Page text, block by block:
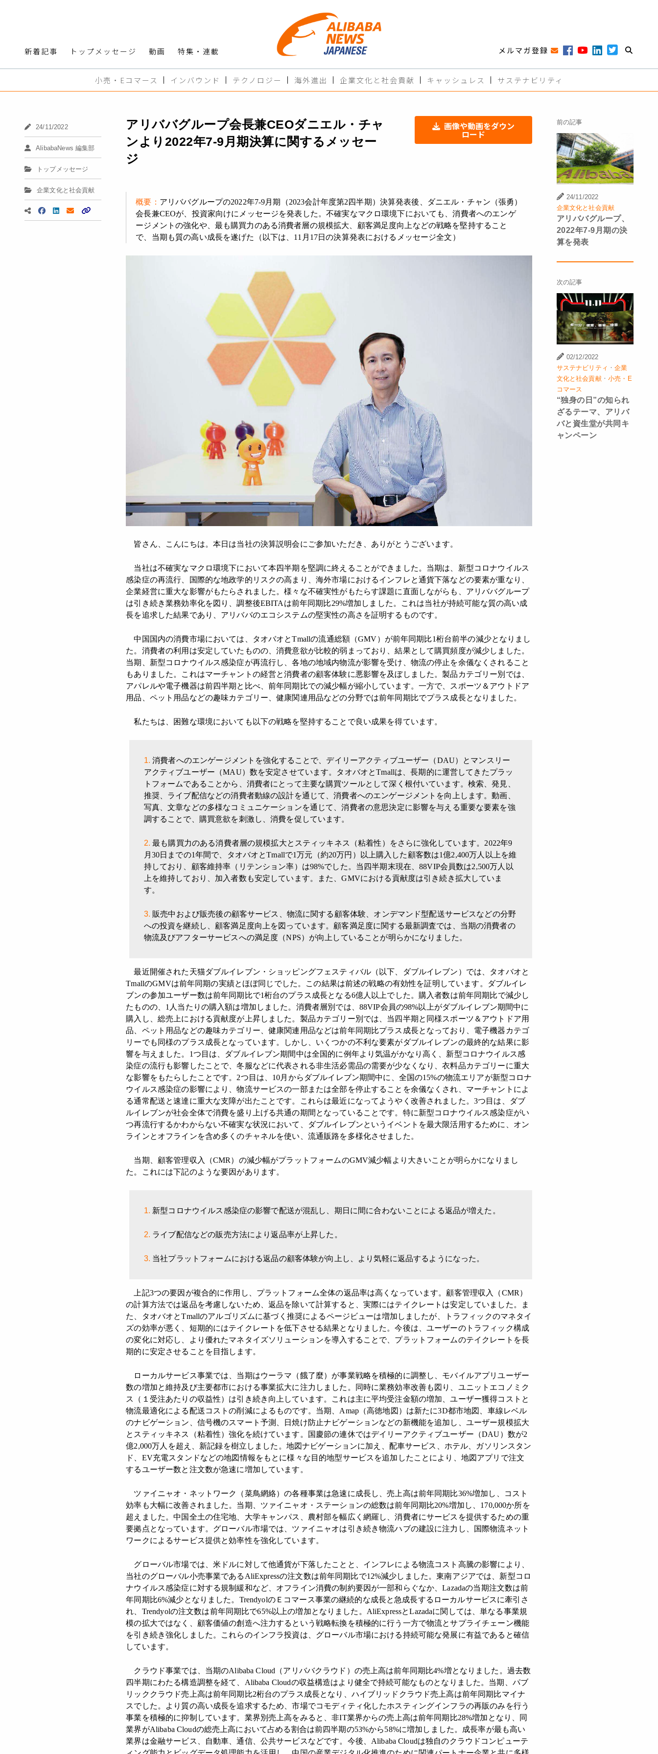
新着記事 トップメッセージ 動画 特集・連載 メルマガ登録
小売・Eコマース インバウンド テクノロジー 海外進出 企業文化と社会貢献 キャッシュレス サステナビリティ
24/11/2022
AlibabaNews 編集部
トップメッセージ
企業文化と社会貢献
アリババグループ会長兼CEOダニエル・チャ
ンより2022年7-9月期決算に関するメッセー
ジ
画像や動画をダウン
ロード
概要： アリババグループの2022年7-9月期（2023会計年度第2四半期）決算発表後、ダニエル・チャン（張勇）
会長兼CEOが、投資家向けにメッセージを発表した。不確実なマクロ環境下においても、消費者へのエンゲ
ージメントの強化や、最も購買力のある消費者層の規模拡大、顧客満足度向上などの戦略を堅持すること
で、当期も質の高い成長を遂げた（以下は、11月17日の決算発表におけるメッセージ全文）
皆さん、こんにちは。本日は当社の決算説明会にご参加いただき、ありがとうございます。
当社は不確実なマクロ環境下において本四半期を堅調に終えることができました。当期は、新型コロナウイルス
感染症の再流行、国際的な地政学的リスクの高まり、海外市場におけるインフレと通貨下落などの要素が重なり、
企業経営に重大な影響がもたらされました。様々な不確実性がもたらす課題に直面しながらも、アリババグループ
は引き続き業務効率化を図り、調整後EBITAは前年同期比29%増加しました。これは当社が持続可能な質の高い成
長を追求した結果であり、アリババのエコシステムの堅実性の高さを証明するものです。
中国国内の消費市場においては、タオバオとTmallの流通総額（GMV）が前年同期比1桁台前半の減少となりまし
た。消費者の利用は安定していたものの、消費意欲が比較的弱まっており、結果として購買頻度が減少しました。
当期、新型コロナウイルス感染症が再流行し、各地の地域内物流が影響を受け、物流の停止を余儀なくされること
もありました。これはマーチャントの経営と消費者の顧客体験に悪影響を及ぼしました。製品カテゴリー別では、
アパレルや電子機器は前四半期と比べ、前年同期比での減少幅が縮小しています。一方で、スポーツ＆アウトドア
用品、ペット用品などの趣味カテゴリー、健康関連用品などの分野では前年同期比でプラス成長となりました。
私たちは、困難な環境においても以下の戦略を堅持することで良い成果を得ています。
消費者へのエンゲージメントを強化することで、デイリーアクティブユーザー（DAU）とマンスリー
アクティブユーザー（MAU）数を安定させています。タオバオとTmallは、長期的に運営してきたプラッ
トフォームであることから、消費者にとって主要な購買ツールとして深く根付いています。検索、発見、
推奨、ライブ配信などの消費者動線の設計を通じて、消費者へのエンゲージメントを向上します。動画、
写真、文章などの多様なコミュニケーションを通じて、消費者の意思決定に影響を与える重要な要素を強
調することで、購買意欲を刺激し、消費を促しています。
最も購買力のある消費者層の規模拡大とスティッキネス（粘着性）をさらに強化しています。2022年9
月30日までの1年間で、タオバオとTmallで1万元（約20万円）以上購入した顧客数は1億2,400万人以上を維
持しており、顧客維持率（リテンション率）は98%でした。当四半期末現在、88VIP会員数は2,500万人以
上を維持しており、加入者数も安定しています。また、GMVにおける貢献度は引き続き拡大していま
す。
販売中および販売後の顧客サービス、物流に関する顧客体験、オンデマンド型配送サービスなどの分野
への投資を継続し、顧客満足度向上を図っています。顧客満足度に関する最新調査では、当期の消費者の
物流及びアフターサービスへの満足度（NPS）が向上していることが明らかになりました。
最近開催された天猫ダブルイレブン・ショッピングフェスティバル（以下、ダブルイレブン）では、タオバオと
TmallのGMVは前年同期の実績とほぼ同じでした。この結果は前述の戦略の有効性を証明しています。ダブルイレ
ブンの参加ユーザー数は前年同期比で1桁台のプラス成長となる6億人以上でした。購入者数は前年同期比で減少し
たものの、1人当たりの購入額は増加しました。消費者層別では、88VIP会員の98%以上がダブルイレブン期間中に
購入し、総売上における貢献度が上昇しました。製品カテゴリー別では、当四半期と同様スポーツ＆アウトドア用
品、ペット用品などの趣味カテゴリー、健康関連用品などは前年同期比プラス成長となっており、電子機器カテゴ
リーでも同様のプラス成長となっています。しかし、いくつかの不利な要素がダブルイレブンの最終的な結果に影
響を与えました。1つ目は、ダブルイレブン期間中は全国的に例年より気温がかなり高く、新型コロナウイルス感
染症の流行も影響したことで、冬服などに代表される非生活必需品の需要が少なくなり、衣料品カテゴリーに重大
な影響をもたらしたことです。2つ目は、10月からダブルイレブン期間中に、全国の15%の物流エリアが新型コロナ
ウイルス感染症の影響により、物流サービスの一部または全部を停止することを余儀なくされ、マーチャントによ
る通常配送と速達に重大な支障が出たことです。これらは最近になってようやく改善されました。3つ目は、ダブ
ルイレブンが社会全体で消費を盛り上げる共通の期間となっていることです。特に新型コロナウイルス感染症がい
つ再流行するかわからない不確実な状況において、ダブルイレブンというイベントを最大限活用するために、オン
ラインとオフラインを含め多くのチャネルを使い、流通販路を多様化させました。
当期、顧客管理収入（CMR）の減少幅がプラットフォームのGMV減少幅より大きいことが明らかになりまし
た。これには下記のような要因があります。
新型コロナウイルス感染症の影響で配送が混乱し、期日に間に合わないことによる返品が増えた。
ライブ配信などの販売方法により返品率が上昇した。
当社プラットフォームにおける返品の顧客体験が向上し、より気軽に返品するようになった。
上記3つの要因が複合的に作用し、プラットフォーム全体の返品率は高くなっています。顧客管理収入（CMR）
の計算方法では返品を考慮しないため、返品を除いて計算すると、実際にはテイクレートは安定していました。ま
た、タオバオとTmallのアルゴリズムに基づく推奨によるページビューは増加しましたが、トラフィックのマネタイ
ズの効率が悪く、短期的にはテイクレートを低下させる結果となりました。今後は、ユーザーのトラフィック構成
の変化に対応し、より優れたマネタイズソリューションを導入することで、プラットフォームのテイクレートを長
期的に安定させることを目指します。
ローカルサービス事業では、当期はウーラマ（餓了麼）が事業戦略を積極的に調整し、モバイルアプリユーザー
数の増加と維持及び主要都市における事業拡大に注力しました。同時に業務効率改善も図り、ユニットエコノミク
ス（１受注あたりの収益性）は引き続き向上しています。これは主に平均受注金額の増加、ユーザー獲得コストと
物流最適化による配送コストの削減によるものです。当期、Amap（高徳地図）は新たに3D都市地図、車線レベル
のナビゲーション、信号機のスマート予測、日焼け防止ナビゲーションなどの新機能を追加し、ユーザー規模拡大
とスティッキネス（粘着性）強化を続けています。国慶節の連休ではデイリーアクティブユーザー（DAU）数が2
億2,000万人を超え、新記録を樹立しました。地図ナビゲーションに加え、配車サービス、ホテル、ガソリンスタン
ド、EV充電スタンドなどの地図情報をもとに様々な目的地型サービスを追加したことにより、地図アプリで注文
するユーザー数と注文数が急速に増加しています。
ツァイニャオ・ネットワーク（菜鳥網絡）の各種事業は急速に成長し、売上高は前年同期比36%増加し、コスト
効率も大幅に改善されました。当期、ツァイニャオ・ステーションの総数は前年同期比20%増加し、170,000か所を
超えました。中国全土の住宅地、大学キャンパス、農村部を幅広く網羅し、消費者にサービスを提供するための重
要拠点となっています。グローバル市場では、ツァイニャオは引き続き物流ハブの建設に注力し、国際物流ネット
ワークによるサービス提供と効率性を強化しています。
グローバル市場では、米ドルに対して他通貨が下落したことと、インフレによる物流コスト高騰の影響により、
当社のグローバル小売事業であるAliExpressの注文数は前年同期比で12%減少しました。東南アジアでは、新型コロ
ナウイルス感染症に対する規制緩和など、オフライン消費の制約要因が一部和らぐなか、Lazadaの当期注文数は前
年同期比6%減少となりました。TrendyolのＥコマース事業の継続的な成長と急成長するローカルサービスに牽引さ
れ、Trendyolの注文数は前年同期比で65%以上の増加となりました。AliExpressとLazadaに関しては、単なる事業規
模の拡大ではなく、顧客価値の創造へ注力するという戦略転換を積極的に行う一方で物流とサプライチェーン機能
を引き続き強化しました。これらのインフラ投資は、グローバル市場における持続可能な発展に有益であると確信
しています。
クラウド事業では、当期のAlibaba Cloud（アリババクラウド）の売上高は前年同期比4%増となりました。過去数
四半期にわたる構造調整を経て、Alibaba Cloudの収益構造はより健全で持続可能なものとなりました。当期、パブ
リッククラウド売上高は前年同期比2桁台のプラス成長となり、ハイブリッドクラウド売上高は前年同期比マイナ
スでした。より質の高い成長を追求するため、市場でコモディティ化したホスティングインフラの再販のみを行う
事業を積極的に抑制しています。業界別売上高をみると、非IT業界からの売上高は前年同期比28%増加となり、同
業界がAlibaba Cloudの総売上高において占める割合は前四半期の53%から58%に増加しました。成長率が最も高い
業界は金融サービス、自動車、通信、公共サービスなどです。今後、Alibaba Cloudは独自のクラウドコンピューテ
前の記事
24/11/2022
企業文化と社会貢献
アリババグループ、
2022年7-9月期の決
算を発表
次の記事
02/12/2022
サステナビリティ ·企業
文化と社会貢献·小売・E
コマース
“独身の日”の知られ
ざるテーマ、アリバ
バと資生堂が共同キ
ャンペーン